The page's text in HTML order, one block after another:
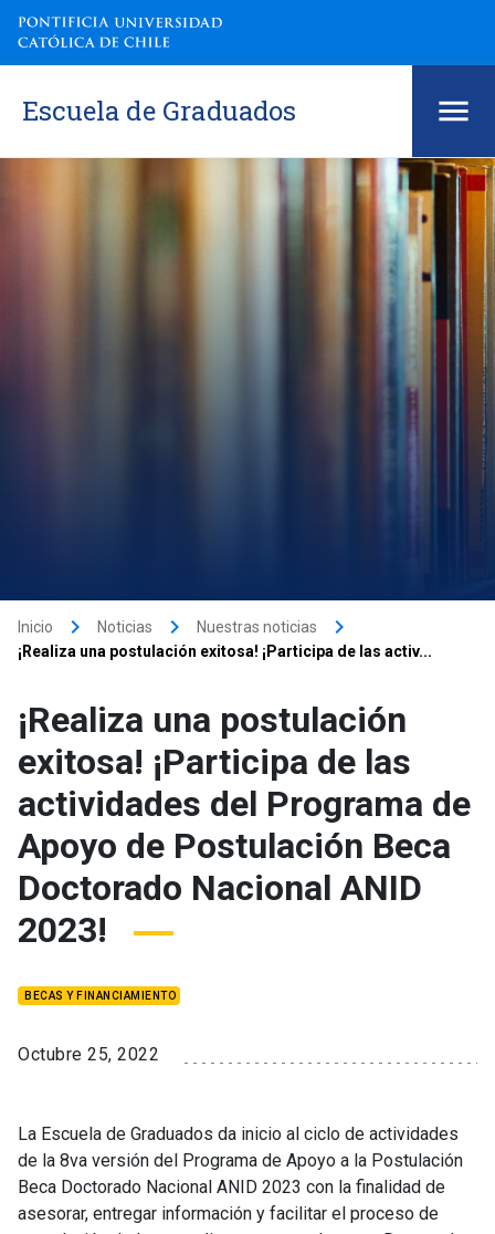
Escuela de Graduados
Inicio keyboard_arrow_right Noticias keyboard_arrow_right Nuestras noticias keyboard_arrow_right
¡Realiza una postulación exitosa! ¡Participa de las activ...
¡Realiza una postulación
exitosa! ¡Participa de las
actividades del Programa de
Apoyo de Postulación Beca
Doctorado Nacional ANID
2023!
BECAS Y FINANCIAMIENTO
Octubre 25, 2022
La Escuela de Graduados da inicio al ciclo de actividades
de la 8va versión del Programa de Apoyo a la Postulación
Beca Doctorado Nacional ANID 2023 con la finalidad de
asesorar, entregar información y facilitar el proceso de